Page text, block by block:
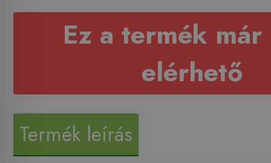
Ez a termék már
elérhető
Termék leírás